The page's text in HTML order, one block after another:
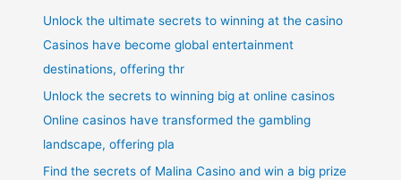
Unlock the ultimate secrets to winning at the casino
Casinos have become global entertainment
destinations, offering thr
Unlock the secrets to winning big at online casinos
Online casinos have transformed the gambling
landscape, offering pla
Find the secrets of Malina Casino and win a big prize